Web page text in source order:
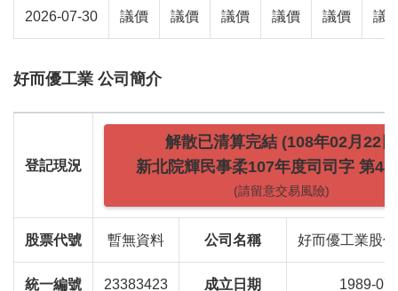
2026-07-30 議價 議價 議價 議價 議價 議
好而優工業 公司簡介
登記現況
解散已清算完結 (108年02月22日
新北院輝民事柔107年度司司字 第
(請留意交易風險)
股票代號 暫無資料 公司名稱 好而優工業股
統一編號 23383423 成立日期 1989-